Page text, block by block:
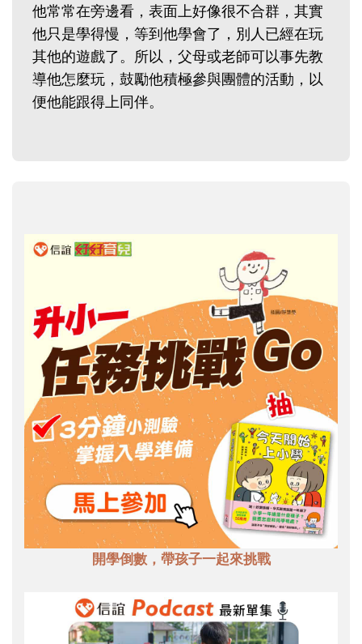
他常常在旁邊看，表面上好像很不合群，其實
他只是學得慢，等到他學會了，別人已經在玩
其他的遊戲了。所以，父母或老師可以事先教
導他怎麼玩，鼓勵他積極參與團體的活動，以
便他能跟得上同伴。
開學倒數，帶孩子一起來挑戰